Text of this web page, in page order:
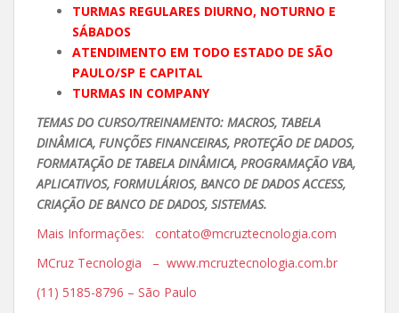
TURMAS REGULARES DIURNO, NOTURNO E
SÁBADOS
ATENDIMENTO EM TODO ESTADO DE SÃO
PAULO/SP E CAPITAL
TURMAS IN COMPANY
TEMAS DO CURSO/TREINAMENTO: MACROS, TABELA
DINÂMICA, FUNÇÕES FINANCEIRAS, PROTEÇÃO DE DADOS,
FORMATAÇÃO DE TABELA DINÂMICA, PROGRAMAÇÃO VBA,
APLICATIVOS, FORMULÁRIOS, BANCO DE DADOS ACCESS,
CRIAÇÃO DE BANCO DE DADOS, SISTEMAS.
Mais Informações: contato@mcruztecnologia.com
MCruz Tecnologia – www.mcruztecnologia.com.br
(11) 5185-8796 – São Paulo